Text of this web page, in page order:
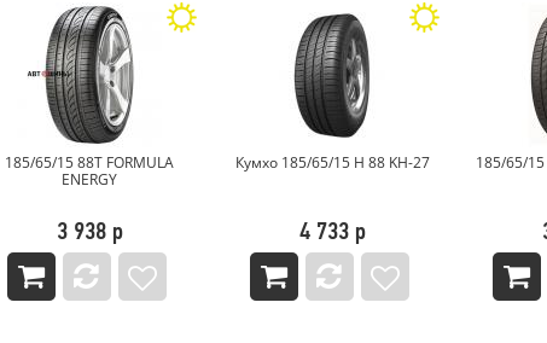
Кумхо 185/65/15 H 88 KH-27
4 733 р
185/65/15 92T Sailun Atrezzo
3 665 р
185/65/